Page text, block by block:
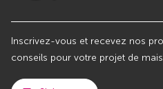
Inscrivez-vous et recevez nos
conseils pour votre projet de